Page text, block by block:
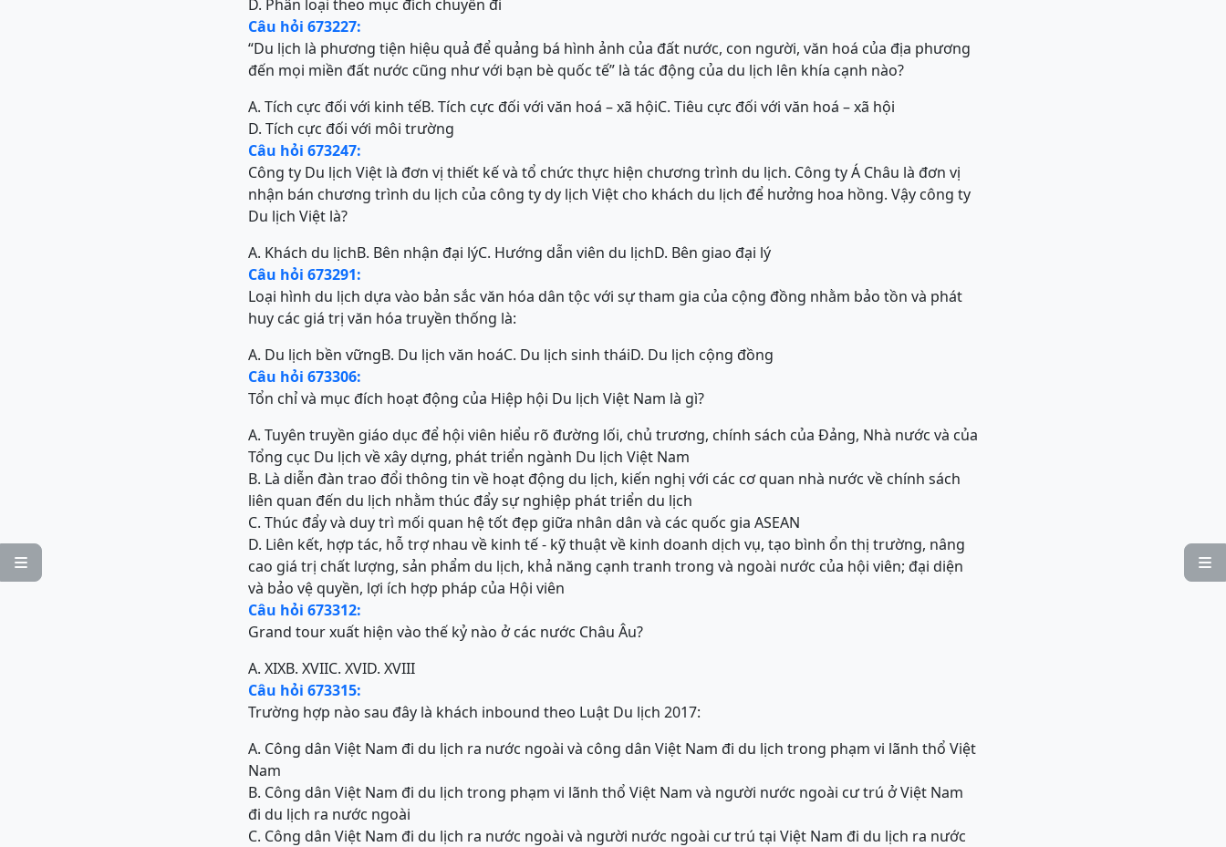


D. Phân loại theo mục đích chuyến đi
Câu hỏi 673227:
“Du lịch là phương tiện hiệu quả để quảng bá hình ảnh của đất nước, con người, văn hoá của địa phương
đến mọi miền đất nước cũng như với bạn bè quốc tế” là tác động của du lịch lên khía cạnh nào?
A. Tích cực đối với kinh tếB. Tích cực đối với văn hoá – xã hộiC. Tiêu cực đối với văn hoá – xã hội
D. Tích cực đối với môi trường
Câu hỏi 673247:
Công ty Du lịch Việt là đơn vị thiết kế và tổ chức thực hiện chương trình du lịch. Công ty Á Châu là đơn vị
nhận bán chương trình du lịch của công ty dy lịch Việt cho khách du lịch để hưởng hoa hồng. Vậy công ty
Du lịch Việt là?
A. Khách du lịchB. Bên nhận đại lýC. Hướng dẫn viên du lịchD. Bên giao đại lý
Câu hỏi 673291:
Loại hình du lịch dựa vào bản sắc văn hóa dân tộc với sự tham gia của cộng đồng nhằm bảo tồn và phát
huy các giá trị văn hóa truyền thống là:
A. Du lịch bền vữngB. Du lịch văn hoáC. Du lịch sinh tháiD. Du lịch cộng đồng
Câu hỏi 673306:
Tổn chỉ và mục đích hoạt động của Hiệp hội Du lịch Việt Nam là gì?
A. Tuyên truyền giáo dục để hội viên hiểu rõ đường lối, chủ trương, chính sách của Đảng, Nhà nước và của
Tổng cục Du lịch về xây dựng, phát triển ngành Du lịch Việt Nam
B. Là diễn đàn trao đổi thông tin về hoạt động du lịch, kiến nghị với các cơ quan nhà nước về chính sách
liên quan đến du lịch nhằm thúc đẩy sự nghiệp phát triển du lịch
C. Thúc đẩy và duy trì mối quan hệ tốt đẹp giữa nhân dân và các quốc gia ASEAN
D. Liên kết, hợp tác, hỗ trợ nhau về kinh tế - kỹ thuật về kinh doanh dịch vụ, tạo bình ổn thị trường, nâng
cao giá trị chất lượng, sản phẩm du lịch, khả năng cạnh tranh trong và ngoài nước của hội viên; đại diện
và bảo vệ quyền, lợi ích hợp pháp của Hội viên
Câu hỏi 673312:
Grand tour xuất hiện vào thế kỷ nào ở các nước Châu Âu?
A. XIXB. XVIIC. XVID. XVIII
Câu hỏi 673315:
Trường hợp nào sau đây là khách inbound theo Luật Du lịch 2017:
A. Công dân Việt Nam đi du lịch ra nước ngoài và công dân Việt Nam đi du lịch trong phạm vi lãnh thổ Việt
Nam
B. Công dân Việt Nam đi du lịch trong phạm vi lãnh thổ Việt Nam và người nước ngoài cư trú ở Việt Nam
đi du lịch ra nước ngoài
C. Công dân Việt Nam đi du lịch ra nước ngoài và người nước ngoài cư trú tại Việt Nam đi du lịch ra nước